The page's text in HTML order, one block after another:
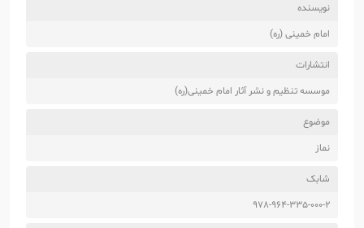
نویسنده
امام خمینی (ره)
انتشارات
موسسه تنظیم و نشر آثار امام خمینی(ره)
موضوع
نماز
شابک
978-964-335-000-2